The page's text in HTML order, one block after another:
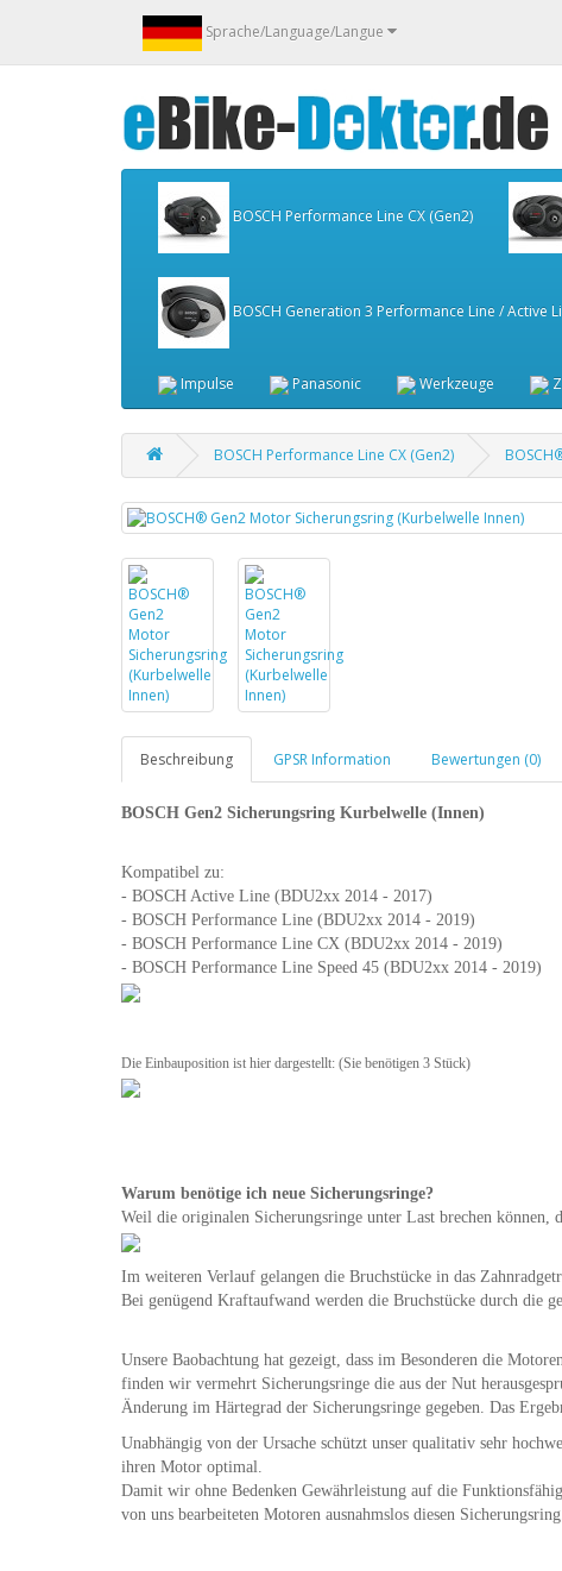
Sprache/Language/Langue
BOSCH Performance Line CX (Gen2)
BOSCH Generation 3 Performance Line / Active
Impulse Panasonic Werkzeuge
BOSCH Performance Line CX (Gen2)
Beschreibung GPSR Information Bewertungen (0)
BOSCH Gen2 Sicherungsring Kurbelwelle (Innen)
Kompatibel zu:
- BOSCH Active Line (BDU2xx 2014 - 2017)
- BOSCH Performance Line (BDU2xx 2014 - 2019)
- BOSCH Performance Line CX (BDU2xx 2014 - 2019)
- BOSCH Performance Line Speed 45 (BDU2xx 2014 - 2019)
Die Einbauposition ist hier dargestellt: (Sie benötigen 3 Stück)
Warum benötige ich neue Sicherungsringe?
Weil die originalen Sicherungsringe unter Last brechen können,
Im weiteren Verlauf gelangen die Bruchstücke in das
Bei genügend Kraftaufwand werden die Bruchstücke durch die
Unsere Baobachtung hat gezeigt, dass im Besonderen die
finden wir vermehrt Sicherungsringe die aus der Nut
Änderung im Härtegrad der Sicherungsringe gegeben. Das
Unabhängig von der Ursache schützt unser qualitativ sehr
ihren Motor optimal.
Damit wir ohne Bedenken Gewährleistung auf die
von uns bearbeiteten Motoren ausnahmslos diesen Sicherungsring.